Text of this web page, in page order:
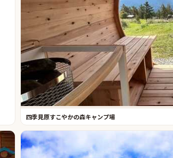
四季見原すこやかの森キャンプ場